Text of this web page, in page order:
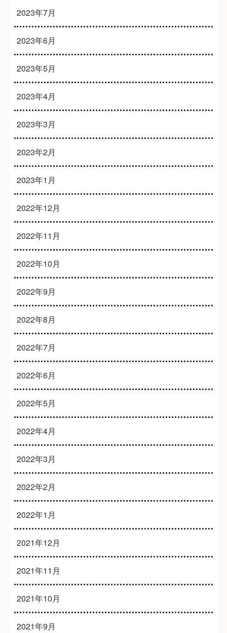
2023年7月
2023年6月
2023年5月
2023年4月
2023年3月
2023年2月
2023年1月
2022年12月
2022年11月
2022年10月
2022年9月
2022年8月
2022年7月
2022年6月
2022年5月
2022年4月
2022年3月
2022年2月
2022年1月
2021年12月
2021年11月
2021年10月
2021年9月